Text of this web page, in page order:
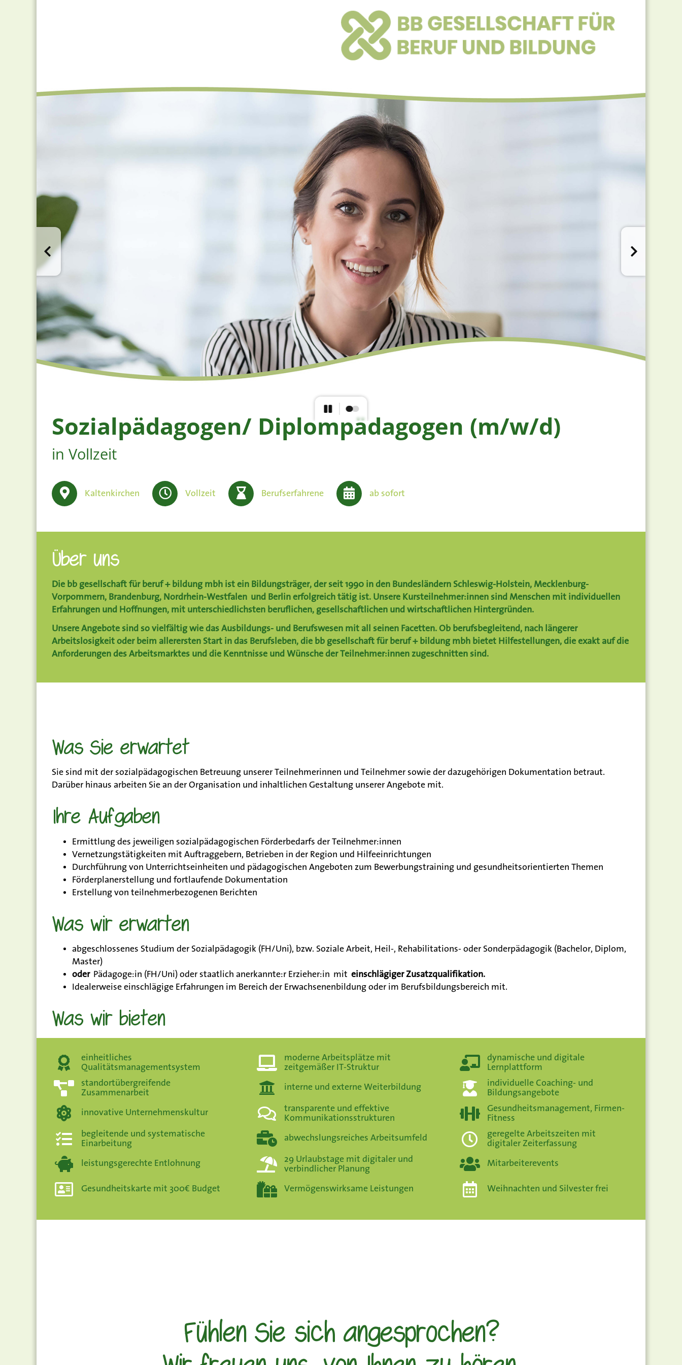
Sozialpädagogen/ Diplompädagogen (m/w/d)
in Vollzeit
Kaltenkirchen Vollzeit Berufserfahrene ab sofort
Über uns
Die bb gesellschaft für beruf + bildung mbh ist ein Bildungsträger, der seit 1990 in den Bundesländern Schleswig-Holstein, Mecklenburg-
Vorpommern, Brandenburg, Nordrhein-Westfalen und Berlinerfolgreich tätig ist. Unsere Kursteilnehmer:innen sind Menschen mit individuellen
Erfahrungen und Hoffnungen, mit unterschiedlichsten beruflichen, gesellschaftlichen und wirtschaftlichen Hintergründen.
Unsere Angebote sind so vielfältig wie das Ausbildungs- und Berufswesen mit all seinen Facetten. Ob berufsbegleitend, nach längerer
Arbeitslosigkeit oder beim allerersten Start in das Berufsleben, die bb gesellschaft für beruf + bildung mbh bietet Hilfestellungen, die exakt auf die
Anforderungen des Arbeitsmarktes und die Kenntnisse und Wünsche der Teilnehmer:innen zugeschnitten sind.
Was Sie erwartet
Sie sind mit der sozialpädagogischen Betreuung unserer Teilnehmerinnen und Teilnehmer sowie der dazugehörigen Dokumentation betraut.
Darüber hinaus arbeiten Sie an der Organisation und inhaltlichen Gestaltung unserer Angebote mit.
Ihre Aufgaben
Ermittlung des jeweiligen sozialpädagogischen Förderbedarfs der Teilnehmer:innen
Vernetzungstätigkeiten mit Auftraggebern, Betrieben in der Region und Hilfeeinrichtungen
Durchführung von Unterrichtseinheiten und pädagogischen Angeboten zum Bewerbungstraining und gesundheitsorientierten Themen
Förderplanerstellung und fortlaufende Dokumentation
Erstellung von teilnehmerbezogenen Berichten
Was wir erwarten
abgeschlossenes Studium der Sozialpädagogik (FH/Uni), bzw. Soziale Arbeit, Heil-, Rehabilitations- oder Sonderpädagogik (Bachelor, Diplom,
Master)
oder Pädagoge:in (FH/Uni) oder staatlich anerkannte:r Erzieher:in mit einschlägiger Zusatzqualifikation.
Idealerweise einschlägige Erfahrungen im Bereich der Erwachsenenbildung oder im Berufsbildungsbereich mit.
Was wir bieten
einheitliches
Qualitätsmanagementsystem
moderne Arbeitsplätze mit
zeitgemäßer IT-Struktur
dynamische und digitale
Lernplattform
standortübergreifende
Zusammenarbeit
interne und externe Weiterbildung
individuelle Coaching- und
Bildungsangebote
innovative Unternehmenskultur
transparente und effektive
Kommunikationsstrukturen
Gesundheitsmanagement, Firmen-
Fitness
begleitende und systematische
Einarbeitung
abwechslungsreiches Arbeitsumfeld
geregelte Arbeitszeiten mit
digitaler Zeiterfassung
leistungsgerechte Entlohnung
29 Urlaubstage mit digitaler und
verbindlicher Planung
Mitarbeiterevents
Gesundheitskarte mit 300€ Budget Vermögenswirksame Leistungen Weihnachten und Silvester frei
Fühlen Sie sich angesprochen?